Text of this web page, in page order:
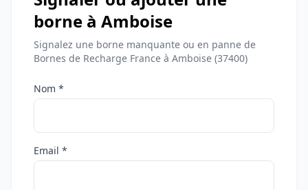
borne à Amboise
Signalez une borne manquante ou en panne de
Bornes de Recharge France à Amboise (37400)
Nom *
Email *